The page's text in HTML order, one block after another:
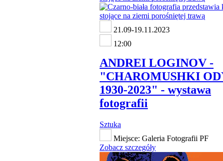
21.09-19.11.2023
12:00
ANDREI LOGINOV -
"CHAROMUSHKI
1930-2023" - wystawa
fotografii
Sztuka
Miejsce: Galeria Fotografii PF
Zobacz szczegóły